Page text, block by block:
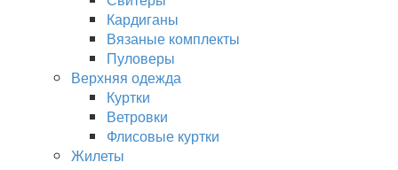
Кардиганы
Вязаные комплекты
Пуловеры
Верхняя одежда
Куртки
Ветровки
Флисовые куртки
Жилеты